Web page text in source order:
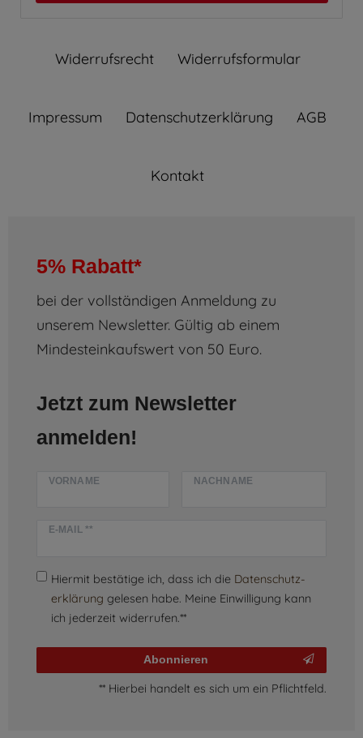
Widerrufs­recht Widerrufs­formular
Impressum Daten­schutz­erklärung AGB
Kontakt
5% Rabatt*
bei der vollständigen Anmeldung zu
unserem Newsletter. Gültig ab einem
Mindesteinkaufswert von 50 Euro.
Jetzt zum Newsletter
anmelden!
VORNAME NACHNAME
E-MAIL **
Hiermit bestätige ich, dass ich die Daten­schutz­
erklärung gelesen habe. Meine Einwilligung kann
ich jederzeit widerrufen.**
Abonnieren
** Hierbei handelt es sich um ein Pflichtfeld.